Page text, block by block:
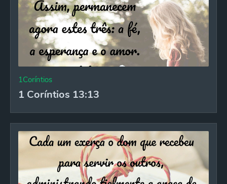
1Coríntios
1 Coríntios 13:13